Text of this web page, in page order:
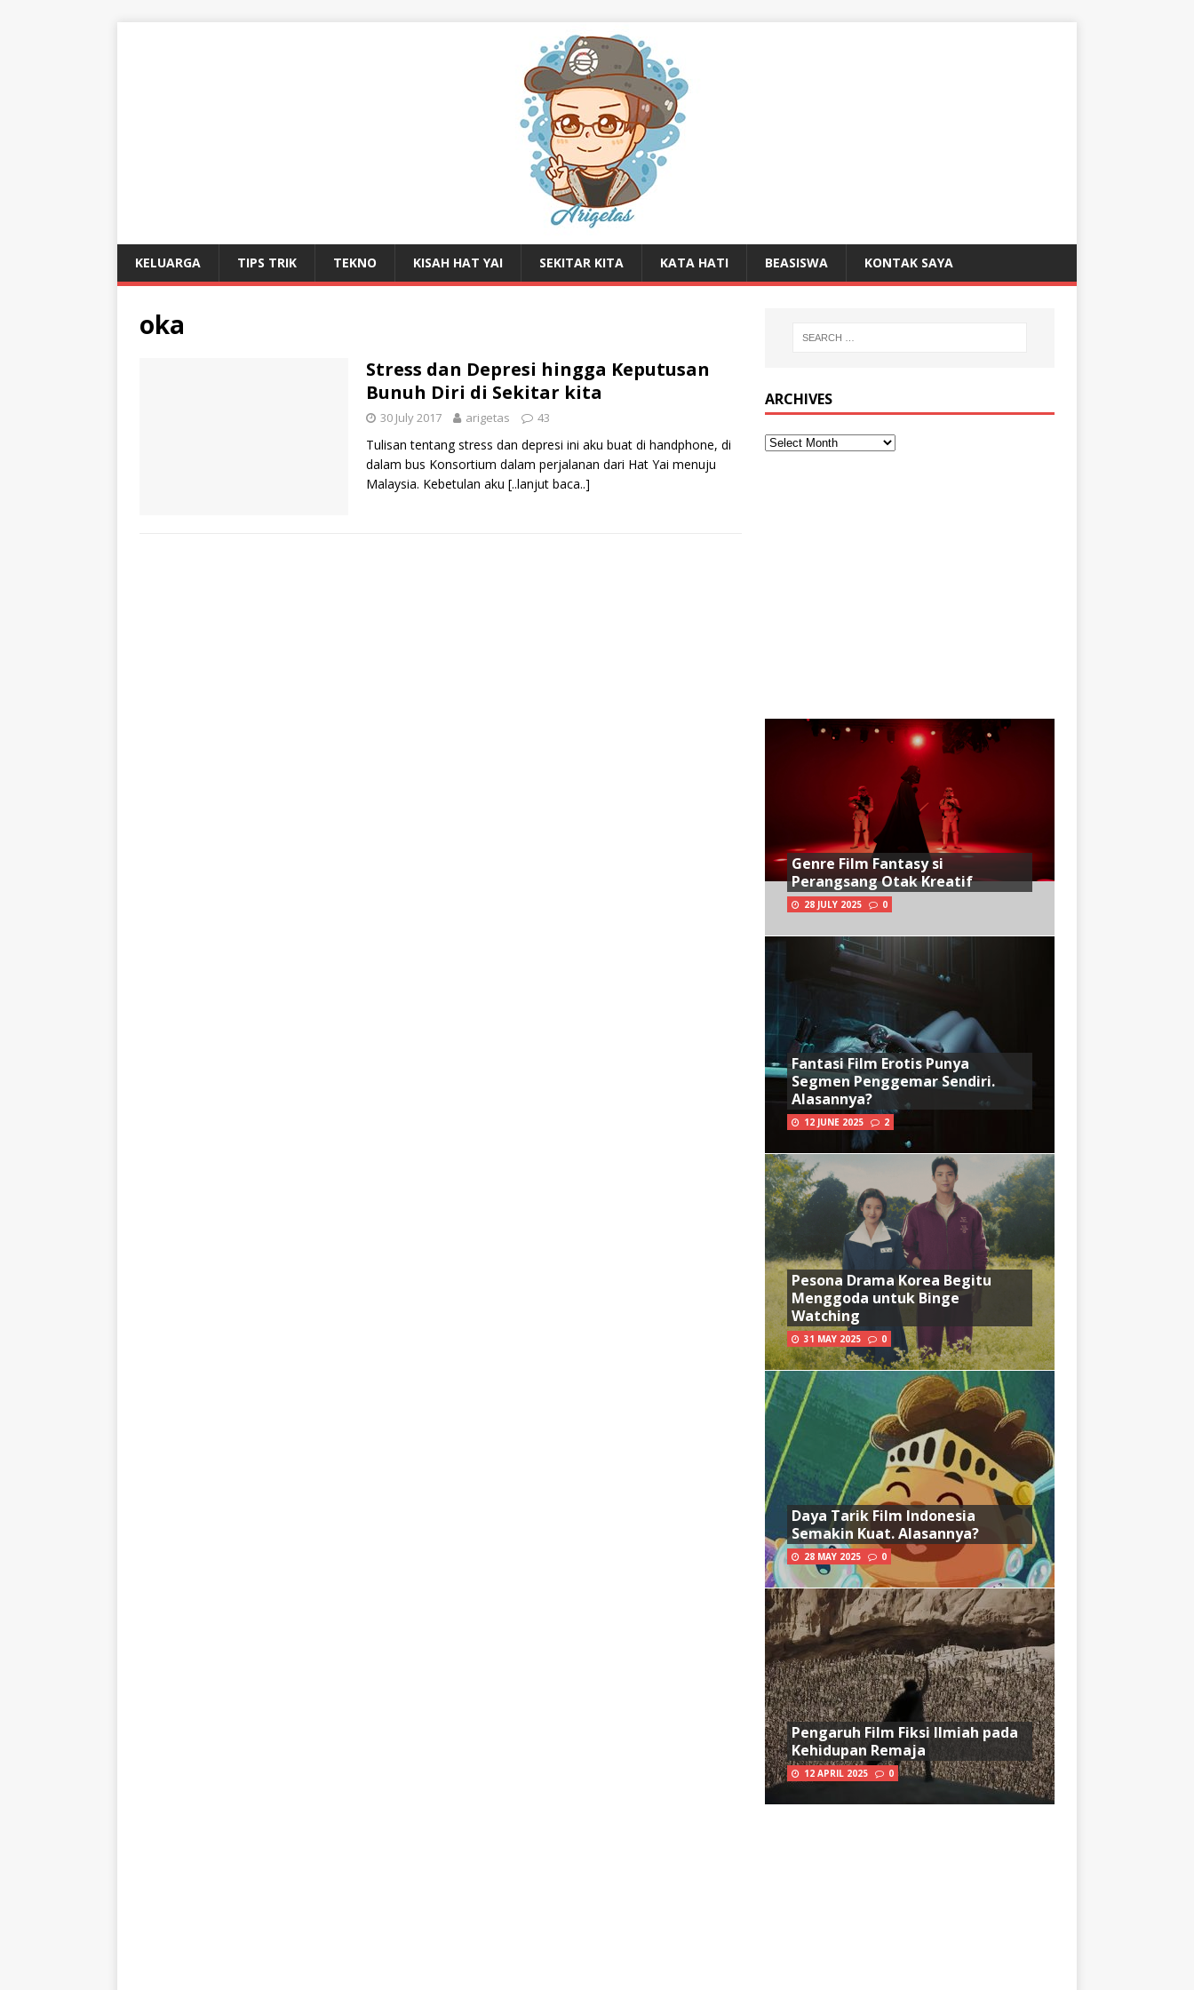
KELUARGA TIPS TRIK TEKNO KISAH HAT YAI SEKITAR KITA KATA HATI BEASISWA KONTAK SAYA
oka
Stress dan Depresi hingga Keputusan
Bunuh Diri di Sekitar kita
30 July 2017 arigetas 43
Tulisan tentang stress dan depresi ini aku buat di handphone, di
dalam bus Konsortium dalam perjalanan dari Hat Yai menuju
Malaysia. Kebetulan aku [..lanjut baca..]
ARCHIVES
Genre Film Fantasy si
Perangsang Otak Kreatif
28 JULY 2025 0
Fantasi Film Erotis Punya
Segmen Penggemar Sendiri.
Alasannya?
12 JUNE 2025 2
Pesona Drama Korea Begitu
Menggoda untuk Binge
Watching
31 MAY 2025 0
Daya Tarik Film Indonesia
Semakin Kuat. Alasannya?
28 MAY 2025 0
Pengaruh Film Fiksi Ilmiah pada
Kehidupan Remaja
12 APRIL 2025 0